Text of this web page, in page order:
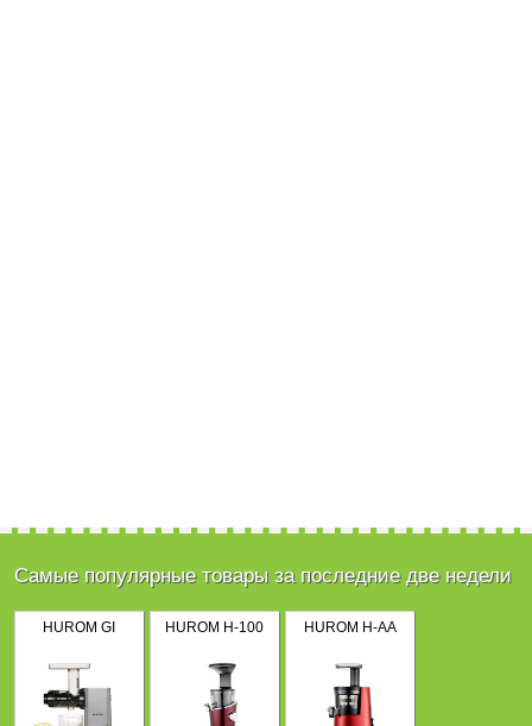
Самые популярные товары за последние две недели
HUROM GI HUROM H-100 HUROM H-AA